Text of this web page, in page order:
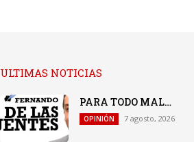
ULTIMAS NOTICIAS
PARA TODO MAL…
OPINIÓN 7 agosto, 2026